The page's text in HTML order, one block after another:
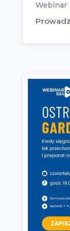
Webinar